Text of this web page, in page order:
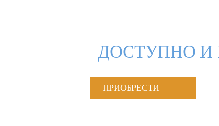
ДОСТУПНО И
ПРИОБРЕСТИ